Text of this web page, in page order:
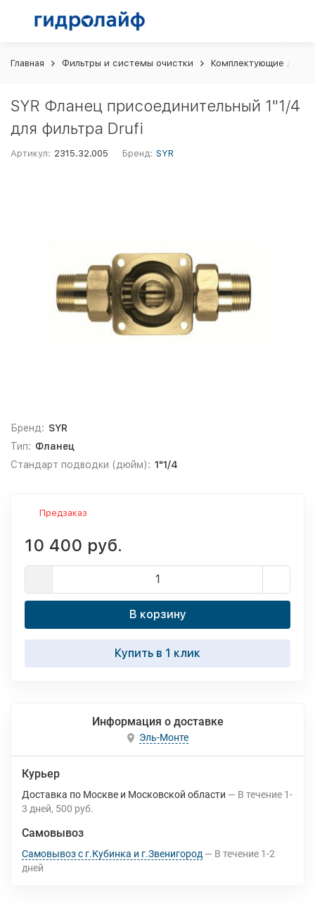
Главная Фильтры и системы очистки Комплектующие для
SYR Фланец присоединительный 1"1/4
для фильтра Drufi
Артикул: 2315.32.005 Бренд: SYR
Бренд: SYR
Тип: Фланец
Стандарт подводки (дюйм): 1"1/4
Предзаказ
10 400 руб.
В корзину
Купить в 1 клик
Информация о доставке
Эль-Монте
Курьер
Доставка по Москве и Московской области В течение 1-
3 дней 500 руб.
Самовывоз
Самовывоз с г.Кубинка и г.Звенигород В течение 1-2
дней